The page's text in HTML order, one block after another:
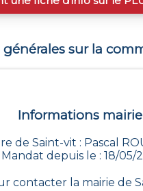
sur la
Informations mairie
de Saint-vit : Pascal
Mandat depuis le : 18/05/
contacter la mairie de